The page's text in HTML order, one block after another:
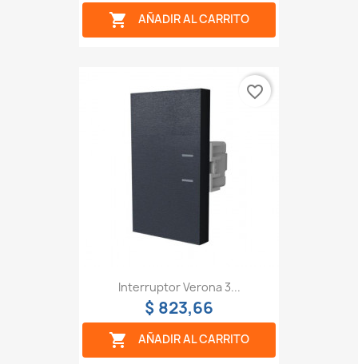
 AÑADIR AL CARRITO
Interruptor Verona 3...
$ 823,66
 AÑADIR AL CARRITO
favorite_border